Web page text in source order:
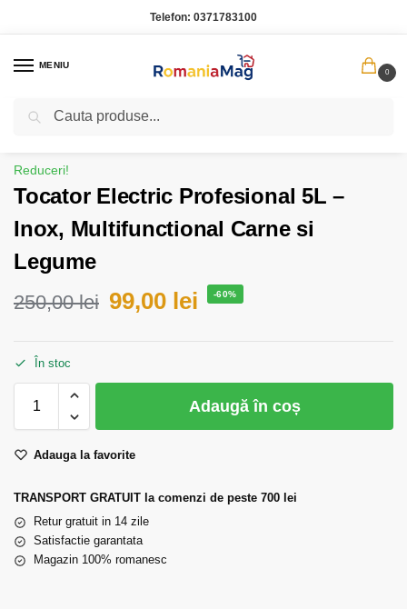
Telefon: 0371783100
MENIU
0
Prima pagină / Bucatarie
Reduceri!
Tocator Electric Profesional 5L –
Inox, Multifunctional Carne si
Legume
250,00lei 99,00 lei -60%
În stoc
Adaugă în coș
Adauga la favorite
TRANSPORT GRATUIT la comenzi de peste 700 lei
Retur gratuit in 14 zile
Satisfactie garantata
Magazin 100% romanesc